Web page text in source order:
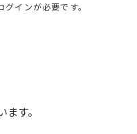
インが必要です。
す。